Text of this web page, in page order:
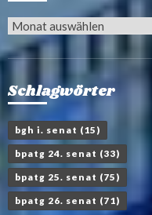
Archiv
Schlagwörter
bgh i. senat (15)
bpatg 24. senat (33)
bpatg 25. senat (75)
bpatg 26. senat (71)